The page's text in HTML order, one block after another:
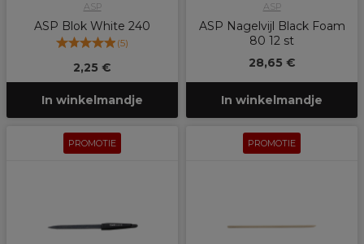
ASP
ASP Blok White 240
(5)
2,25 €
In winkelmandje
ASP
ASP Nagelvijl Black Foam
80 12 st
28,65 €
In winkelmandje
PROMOTIE PROMOTIE